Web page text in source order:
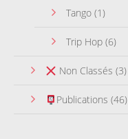
Tango (1)
Trip Hop (6)
Non Classés (3)
Publications (46)